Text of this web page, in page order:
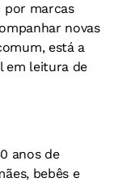
por marcas
novas
está a
em leitura de
anos de
bebês e